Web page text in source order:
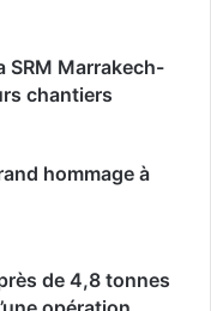
SRM Marrakech-
chantiers
hommage à
de 4,8 tonnes